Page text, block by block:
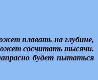
плавать на глубине,
сосчитать тысячи.
будет пытаться